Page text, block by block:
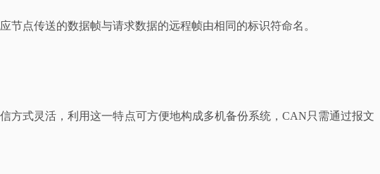
点传送的数据帧与请求数据的远程帧由相同的标识符命名。
方式灵活，利用这一特点可方便地构成多机备份系统，CAN只需通过报文